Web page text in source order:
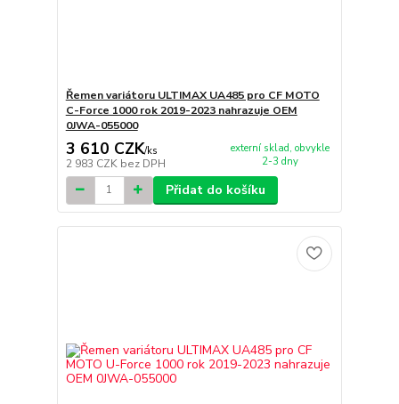
Řemen variátoru ULTIMAX UA485 pro CF MOTO
C-Force 1000 rok 2019-2023 nahrazuje OEM
0JWA-055000
3 610 CZK/ks
2 983 CZK bez DPH
externí sklad, obvykle
2-3 dny
Přidat do košíku